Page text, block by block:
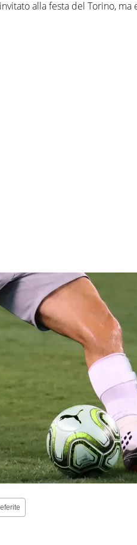
alla festa del Torino, ma